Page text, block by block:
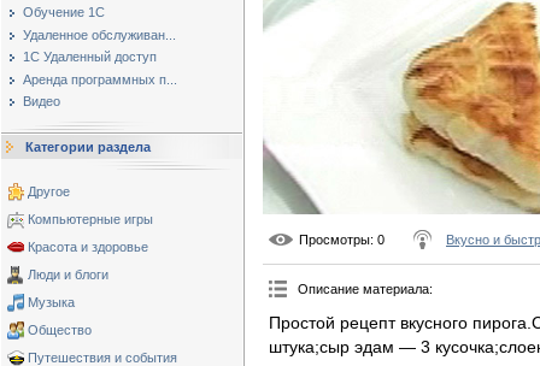
Обучение 1С
Удаленное обслуживан...
1С Удаленный доступ
Аренда программных п...
Видео
Категории раздела
Другое
Компьютерные игры
Красота и здоровье
Люди и блоги
Музыка
Общество
Путешествия и события
Просмотры: 0 Вкусно и
Описание материала:
Простой рецепт вкусного
штука;сыр эдам — 3